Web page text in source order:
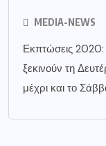
MEDIA-NEWS
Εκπτώσεις 2020:
ξεκινούν τη
μέχρι και το